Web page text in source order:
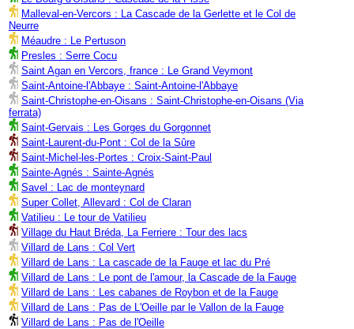
Malleval-en-Vercors : La Cascade de la Gerlette et le Col de
Neurre
Méaudre : Le Pertuson
Presles : Serre Cocu
Saint Agan en Vercors, france : Le Grand Veymont
Saint-Antoine-l'Abbaye : Saint-Antoine-l'Abbaye
Saint-Christophe-en-Oisans : Saint-Christophe-en-Oisans (Via
ferrata)
Saint-Gervais : Les Gorges du Gorgonnet
Saint-Laurent-du-Pont : Col de la Sûre
Saint-Michel-les-Portes : Croix-Saint-Paul
Sainte-Agnés : Sainte-Agnés
Savel : Lac de monteynard
Super Collet, Allevard : Col de Claran
Vatilieu : Le tour de Vatilieu
Village du Haut Bréda, La Ferriere : Tour des lacs
Villard de Lans : Col Vert
Villard de Lans : La cascade de la Fauge et lac du Pré
Villard de Lans : Le pont de l'amour, la Cascade de la Fauge
Villard de Lans : Les cabanes de Roybon et de la Fauge
Villard de Lans : Pas de L'Oeille par le Vallon de la Fauge
Villard de Lans : Pas de l'Oeille